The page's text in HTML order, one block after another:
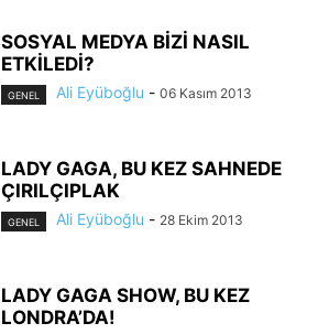
SOSYAL MEDYA BİZİ NASIL
ETKİLEDİ?
GENEL Ali Eyüboğlu - 06 Kasım 2013
LADY GAGA, BU KEZ SAHNEDE
ÇIRILÇIPLAK
GENEL Ali Eyüboğlu - 28 Ekim 2013
LADY GAGA SHOW, BU KEZ
LONDRA’DA!